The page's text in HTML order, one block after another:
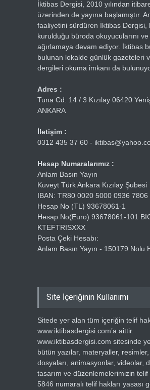
İktibas Dergisi, 2010 yılından
üzerinden de yayına başlamıştır.
faaliyetini sürdüren İktibas Dergisi,
kurulduğu büroda okuyucularını ve
ağırlamaya devam ediyor. İktibas
bulunan lokalde günlük gazeteleri
dergileri okuma imkanı da
Adres :
Tuna Cd. 14 / 3 Kızılay 06420
ANKARA
İletişim :
0312 435 37 60 -
Hesap Numaralarımız :
Anlam Basın Yayın
Kuveyt Türk Ankara Kızılay Şubesi
IBAN: TR80 0020 5000 0936 7806
Hesap No (TL) 93678061-1
Hesap No(Euro) 93678061-101
KTEFTRISXXX
Posta Çeki Hesabı:
Anlam Basın Yayın - 150179 Nolu
Site İçeriğinin Kullanımı
Sitede yer alan tüm içeriğin telif
www.iktibasdergisi.com’a aittir.
www.iktibasdergisi.com sitesinde
bütün yazılar, materyaller,
dosyaları, animasyonlar, videolar,
tasarım ve düzenlemelerimizin telif
5846 numaralı telif hakları yasası